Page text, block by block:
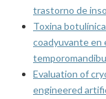
trastorno de
Toxina
coadyuvante en
Evaluation of
engineered